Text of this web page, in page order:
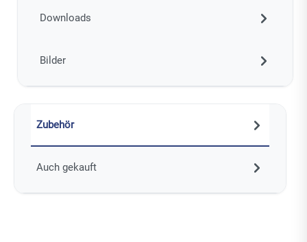
Downloads
Bilder
Zubehör
Auch gekauft